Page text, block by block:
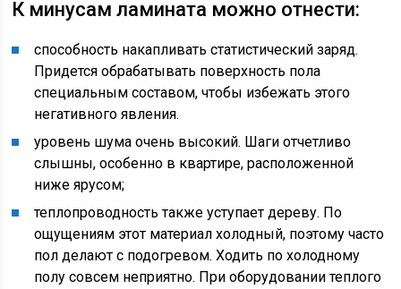
К минусам ламината можно отнести:
способность накапливать статистический заряд.
Придется обрабатывать поверхность пола
специальным составом, чтобы избежать этого
негативного явления.
уровень шума очень высокий. Шаги отчетливо
слышны, особенно в квартире, расположенной
ниже ярусом;
теплопроводность также уступает дереву. По
ощущениям этот материал холодный, поэтому часто
пол делают с подогревом. Ходить по холодному
полу совсем неприятно. При оборудовании теплого